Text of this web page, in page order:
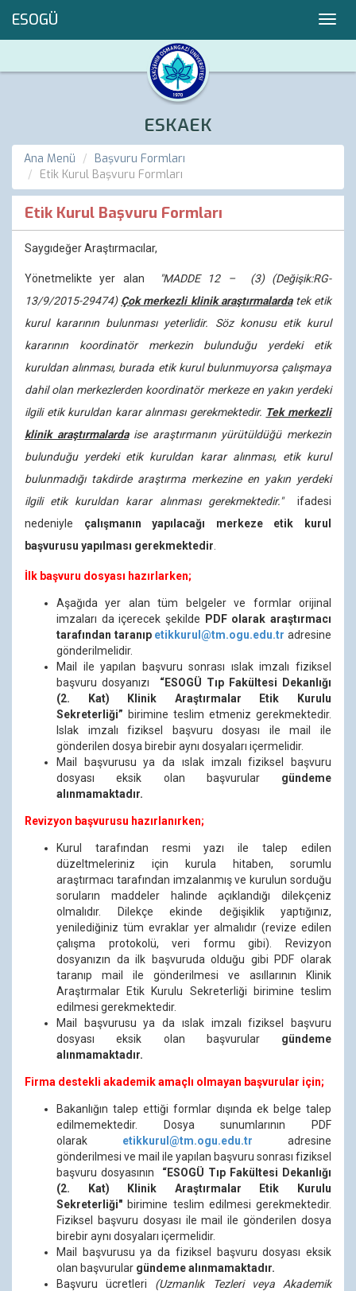
ESOGÜ
ESKAEK
Ana Menü
Başvuru Formları
Etik Kurul Başvuru Formları
Etik Kurul Başvuru Formları
Saygıdeğer Araştırmacılar,
Yönetmelikte yer alan
"MADDE 12 – (3) (Değişik:RG-
13/9/2015-29474) Çok merkezli klinik araştırmalardatek etik
kurul kararının bulunması yeterlidir. Söz konusu etik kurul
kararının koordinatör merkezin bulunduğu yerdeki etik
kuruldan alınması, burada etik kurul bulunmuyorsa çalışmaya
dahil olan merkezlerden koordinatör merkeze en yakın yerdeki
ilgili etik kuruldan karar alınması gerekmektedir. Tek merkezli
klinik araştırmalardaise araştırmanın yürütüldüğü merkezin
bulunduğu yerdeki etik kuruldan karar alınması, etik kurul
bulunmadığı takdirde araştırma merkezine en yakın yerdeki
ilgili etik kuruldan karar alınması gerekmektedir."ifadesi
nedeniyle çalışmanın yapılacağı merkeze etik kurul
başvurusu yapılması gerekmektedir
İlk başvuru dosyası hazırlarken;
Aşağıda yer alan tüm belgeler ve formlar orijinal
imzaları da içerecek şekilde
PDF olarak araştırmacı
tarafından taranıp etikkurul@tm.ogu.edu.tr adresine
gönderilmelidir.
Mail ile yapılan başvuru sonrası ıslak imzalı fiziksel
başvuru dosyanızı “ESOGÜ Tıp Fakültesi Dekanlığı
(2. Kat) Klinik Araştırmalar Etik Kurulu
Sekreterliği” birimine teslim etmeniz gerekmektedir.
Islak imzalı fiziksel başvuru dosyası ile mail ile
gönderilen dosya birebir aynı dosyaları içermelidir.
Mail başvurusu ya da ıslak imzalı fiziksel başvuru
dosyası eksik olan başvurulargündeme
alınmamaktadır.
Revizyon başvurusu hazırlanırken;
Kurul tarafından resmi yazı ile talep edilen
düzeltmeleriniz için kurula hitaben, sorumlu
araştırmacı tarafından imzalanmış ve kurulun sorduğu
soruların maddeler halinde açıklandığı dilekçeniz
olmalıdır. Dilekçe ekinde değişiklik yaptığınız,
yenilediğiniz tüm evraklar yer almalıdır (revize edilen
çalışma protokolü, veri formu gibi). Revizyon
dosyanızın da ilk başvuruda olduğu gibi PDF olarak
taranıp mail ile gönderilmesi ve asıllarının Klinik
Araştırmalar Etik Kurulu Sekreterliği birimine teslim
edilmesi gerekmektedir.
Mail başvurusu ya da ıslak imzalı fiziksel başvuru
dosyası eksik olan başvurulargündeme
alınmamaktadır.
Firma destekli akademik amaçlı olmayan başvurular için;
Bakanlığın talep ettiği formlar dışında ek belge talep
edilmemektedir. Dosya sunumlarının PDF
olarak
etikkurul@tm.ogu.edu.tr
adresine
gönderilmesi ve mail ile yapılan başvuru sonrası fiziksel
başvuru dosyasının “ESOGÜ Tıp Fakültesi Dekanlığı
(2. Kat) Klinik Araştırmalar Etik Kurulu
Sekreterliği" birimine teslim edilmesi gerekmektedir.
Fiziksel başvuru dosyası ile mail ile gönderilen dosya
birebir aynı dosyaları içermelidir.
Mail başvurusu ya da fiziksel başvuru dosyası eksik
olan başvurular gündeme alınmamaktadır.
Başvuru ücretleri (Uzmanlık Tezleri veya Akademik